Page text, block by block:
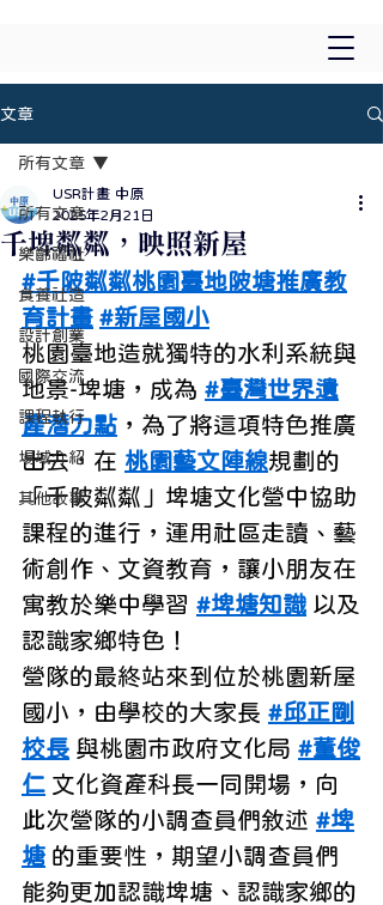
文章
所有文章
樂齡福祉
食養社造
設計創業
國際交流
課程執行
場域介紹
其他故事
所有文章
千埤粼粼，映照新屋
USR計畫 中原
2025年2月21日
#千陂粼粼桃園臺地陂塘推廣教
育計畫 #新屋國小
桃園臺地造就獨特的水利系統與
地景-埤塘，成為 #臺灣世界遺
產潛力點 ，為了將這項特色推廣
出去，在 桃園藝文陣線規劃的
「千陂粼粼」埤塘文化營中協助
課程的進行，運用社區走讀、藝
術創作、文資教育，讓小朋友在
寓教於樂中學習 #埤塘知識 以及
認識家鄉特色！
營隊的最終站來到位於桃園新屋
國小，由學校的大家長 #邱正剛
校長 與桃園市政府文化局 #董俊
仁 文化資產科長一同開場，向
此次營隊的小調查員們敘述 #埤
塘 的重要性，期望小調查員們
能夠更加認識埤塘、認識家鄉的